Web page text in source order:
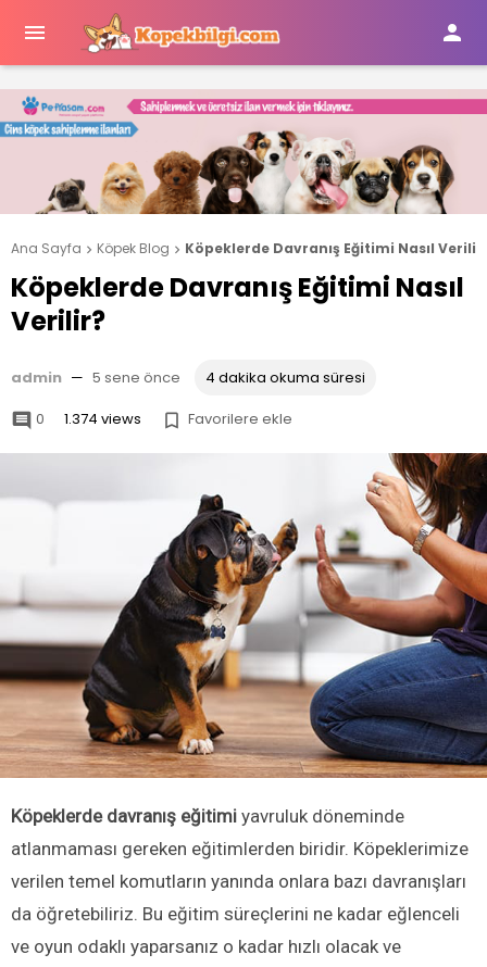
 
Ana Sayfa  Köpek Blog  Köpeklerde Davranış Eğitimi Nasıl
Köpeklerde Davranış Eğitimi Nasıl
Verilir?
admin — 5 sene önce 4 dakika okuma süresi
 0 1.374 views  Favorilere ekle
Köpeklerde davranış eğitimi yavruluk döneminde
atlanmaması gereken eğitimlerden biridir. Köpeklerimize
verilen temel komutların yanında onlara bazı davranışları
da öğretebiliriz. Bu eğitim süreçlerini ne kadar eğlenceli
ve oyun odaklı yaparsanız o kadar hızlı olacak ve